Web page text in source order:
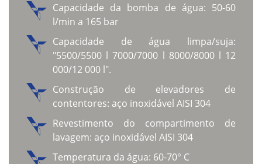
Capacidade da bomba de água: 50-60
l/min a 165 bar
Capacidade de água limpa/suja:
"5500/5500 l 7000/7000 l 8000/8000 l 12
000/12 000 l".
Construção de elevadores de
contentores: aço inoxidável AISI 304
Revestimento do compartimento de
lavagem: aço inoxidável AISI 304
Temperatura da água: 60-70° C